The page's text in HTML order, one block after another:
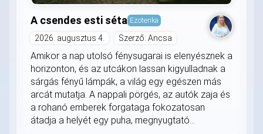
A csendes esti séta Ezoterika
2026. augusztus 4. Szerző: Ancsa
Amikor a nap utolsó fénysugarai is elenyésznek a
horizonton, és az utcákon lassan kigyulladnak a
sárgás fényű lámpák, a világ egy egészen más
arcát mutatja. A nappali pörgés, az autók zaja és
a rohanó emberek forgataga fokozatosan
átadja a helyét egy puha, megnyugtató...